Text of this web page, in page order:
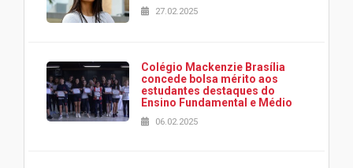
27.02.2025
Colégio Mackenzie Brasília
concede bolsa mérito aos
estudantes destaques do
Ensino Fundamental e Médio
06.02.2025